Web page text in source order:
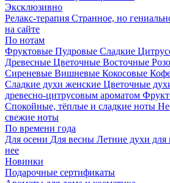
Эксклюзивно
Релакс-терапия Странное, но
на сайте
По нотам
Фруктовые Пудровые Сладкие
Древесные Цветочные Восточные
Сиреневые Вишневые Кокосовые
Сладкие духи женские Цветочные
древесно-цитрусовым ароматом
Спокойные, тёплые и сладкие ноты
свежие ноты
По времени года
Для осени Для весны Летние духи для
нее
Новинки
Подарочные сертификаты